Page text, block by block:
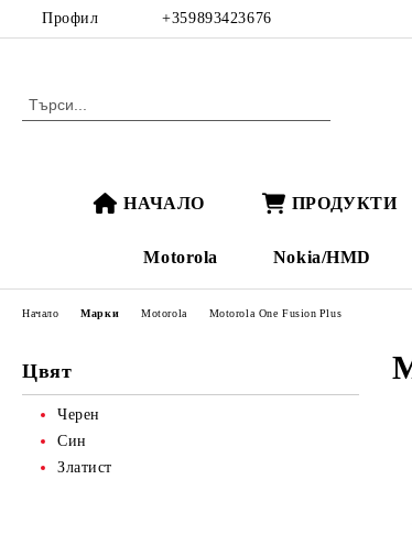
Профил +359893423676
НАЧАЛО ПРОДУКТИ
Motorola Nokia/HMD
Цвят
Черен
Син
Златист
Начало Марки Motorola Motorola One Fusion Plus